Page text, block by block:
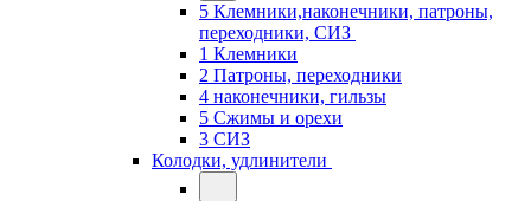
5 Клемники,наконечники, патроны,
переходники, СИЗ
1 Клемники
2 Патроны, переходники
4 наконечники, гильзы
5 Сжимы и орехи
3 СИЗ
Колодки, удлинители